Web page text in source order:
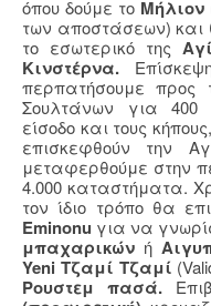
όπου δούμε το Μήλιον
των αποστάσεων) και
το εσωτερικό της
Κινστέρνα.
περπατήσουμε
Σουλτάνων για 400
είσοδο και τους
επισκεφθούν την
μεταφερθούμε στην
4.000 καταστήματα.
τον ίδιο τρόπο θα
Eminonu για να
μπαχαρικών ή
Yeni Τζαμί Τζαμί
Ρουστεμ πασά.